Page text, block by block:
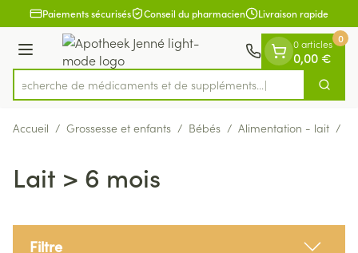
Aller au contenu
1 de 1
Paiements sécurisés Conseil du pharmacien Livraison rapide
Menu
Rechercher
Recherche de médicaments et de
0 articles
0,00 €
0
Accueil / Grossesse et enfants / Bébés / Alimentation - lait /
Lait > 6 mois
Filtre